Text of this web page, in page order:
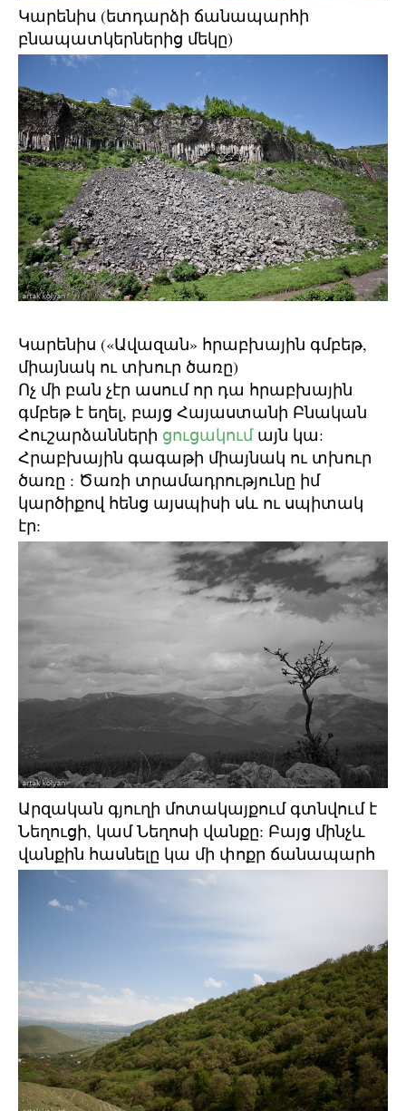
Կարենիս (ետդարձի ճանապարհի
բնապատկերներից մեկը)
Կարենիս («Ավազան» հրաբխային գմբեթ,
միայնակ ու տխուր ծառը)
Ոչ մի բան չէր ասում որ դա հրաբխային
գմբեթ է եղել, բայց Հայաստանի Բնական
Հուշարձանների ցուցակումայն կա:
Հրաբխային գագաթի միայնակ ու տխուր
ծառը : Ծառի տրամադրությունը իմ
կարծիքով հենց այսպիսի սև ու սպիտակ
էր:
Արզական գյուղի մոտակայքում գտնվում է
Նեղուցի, կամ Նեղոսի վանքը: Բայց մինչև
վանքին հասնելը կա մի փոքր ճանապարհ